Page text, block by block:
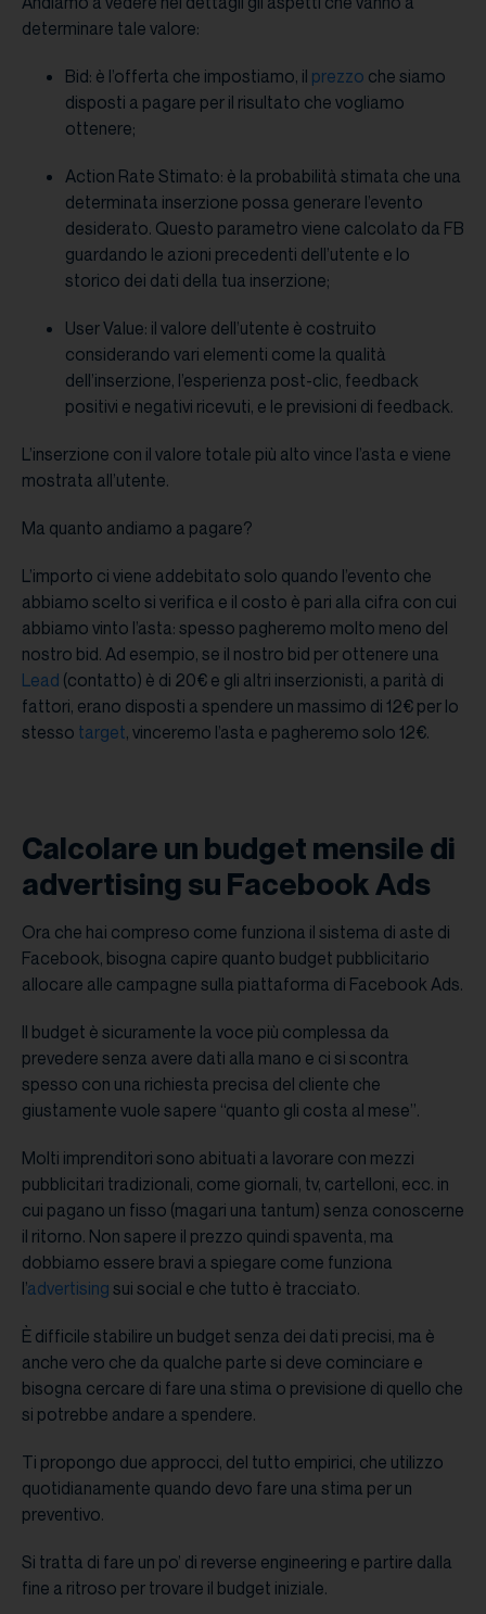
determinare tale valore:
Bid: è l’offerta che impostiamo, il prezzo che siamo
disposti a pagare per il risultato che vogliamo
ottenere;
Action Rate Stimato: è la probabilità stimata che una
determinata inserzione possa generare l’evento
desiderato. Questo parametro viene calcolato da FB
guardando le azioni precedenti dell’utente e lo
storico dei dati della tua inserzione;
User Value: il valore dell’utente è costruito
considerando vari elementi come la qualità
dell’inserzione, l’esperienza post-clic, feedback
positivi e negativi ricevuti, e le previsioni di feedback.
L’inserzione con il valore totale più alto vince l’asta e viene
mostrata all’utente.
Ma quanto andiamo a pagare?
L’importo ci viene addebitato solo quando l’evento che
abbiamo scelto si verifica e il costo è pari alla cifra con cui
abbiamo vinto l’asta: spesso pagheremo molto meno del
nostro bid. Ad esempio, se il nostro bid per ottenere una
Lead (contatto) è di 20€ e gli altri inserzionisti, a parità di
fattori, erano disposti a spendere un massimo di 12€ per lo
stesso target, vinceremo l’asta e pagheremo solo 12€.
Calcolare un budget mensile di
advertising su Facebook Ads
Ora che hai compreso come funziona il sistema di aste di
Facebook, bisogna capire quanto budget pubblicitario
allocare alle campagne sulla piattaforma di Facebook Ads.
Il budget è sicuramente la voce più complessa da
prevedere senza avere dati alla mano e ci si scontra
spesso con una richiesta precisa del cliente che
giustamente vuole sapere “quanto gli costa al mese”.
Molti imprenditori sono abituati a lavorare con mezzi
pubblicitari tradizionali, come giornali, tv, cartelloni, ecc. in
cui pagano un fisso (magari una tantum) senza conoscerne
il ritorno. Non sapere il prezzo quindi spaventa, ma
dobbiamo essere bravi a spiegare come funziona
l’advertising sui social e che tutto è tracciato.
È difficile stabilire un budget senza dei dati precisi, ma è
anche vero che da qualche parte si deve cominciare e
bisogna cercare di fare una stima o previsione di quello che
si potrebbe andare a spendere.
Ti propongo due approcci, del tutto empirici, che utilizzo
quotidianamente quando devo fare una stima per un
preventivo.
Si tratta di fare un po’ di reverse engineering e partire dalla
fine a ritroso per trovare il budget iniziale.